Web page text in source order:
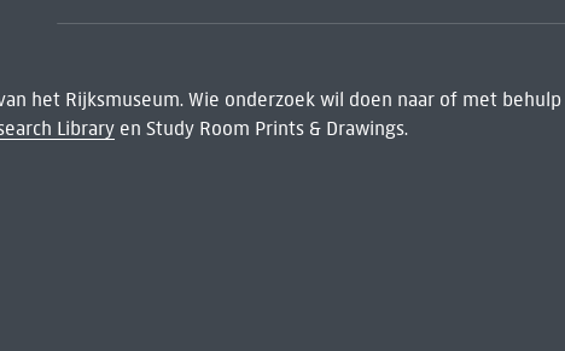
het Rijksmuseum. Wie onderzoek wil doen naar of met
Libraryen Study Room Prints & Drawings.